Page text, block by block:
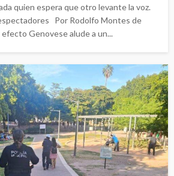
quien espera que otro levante la voz.
Por Rodolfo Montes de
Genovese alude a un...